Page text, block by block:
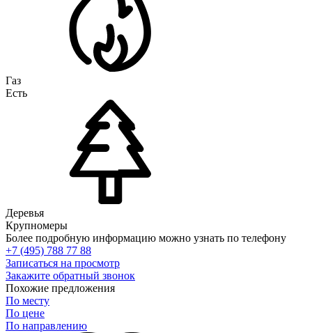
Газ
Есть
Деревья
Крупномеры
Более подробную информацию можно узнать по телефону
+7 (495) 788 77 88
Записаться на просмотр
Закажите обратный звонок
Похожие предложения
По месту
По цене
По направлению